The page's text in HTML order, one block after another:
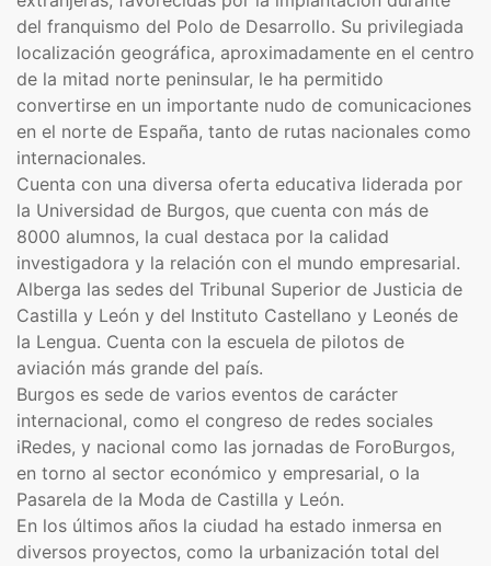
del franquismo del Polo de Desarrollo. Su privilegiada
localización geográfica, aproximadamente en el centro
de la mitad norte peninsular,​ le ha permitido
convertirse en un importante nudo de comunicaciones
en el norte de España, tanto de rutas nacionales como
internacionales.
Cuenta con una diversa oferta educativa liderada por
la Universidad de Burgos, que cuenta con más de
8000 alumnos, la cual destaca por la calidad
investigadora y la relación con el mundo empresarial.​
Alberga las sedes del Tribunal Superior de Justicia de
Castilla y León y del Instituto Castellano y Leonés de
la Lengua. Cuenta con la escuela de pilotos de
aviación más grande del país.​
Burgos es sede de varios eventos de carácter
internacional, como el congreso de redes sociales
iRedes, y nacional como las jornadas de ForoBurgos,
en torno al sector económico y empresarial, o la
Pasarela de la Moda de Castilla y León.​
En los últimos años la ciudad ha estado inmersa en
diversos proyectos, como la urbanización total del